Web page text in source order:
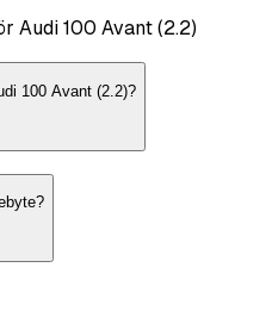
Audi 100 Avant (2.2)
100 Avant (2.2)?